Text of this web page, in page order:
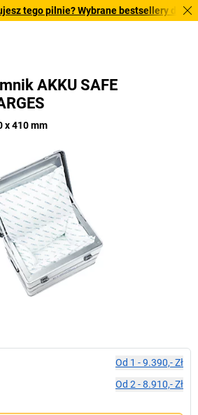
tego pilnie? Wybrane bestsellery
AKKU SAFE
x 410 mm
Od 1 -9.390,- Zł
Od 2 -8.910,- Zł